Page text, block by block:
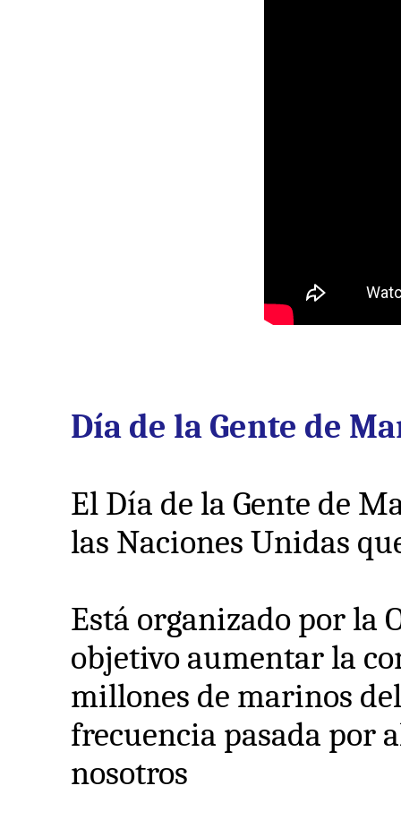
Día de la Gente de
El Día de la Gente de
la​​s Naciones Unidas
Está organizado por
objetivo aumentar la
millones de marinos
frecuencia pasada por
nosotros